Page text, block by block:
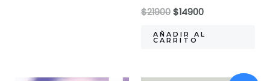
$21900El
original
era:
$14900El
actual
AÑADIR AL
CARRITO